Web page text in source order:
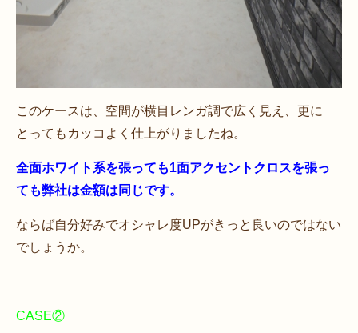
このケースは、空間が横目レンガ調で広く見え、更に
とってもカッコよく仕上がりましたね。
全面ホワイト系を張っても1面アクセントクロスを張っ
ても弊社は金額は同じです。
ならば自分好みでオシャレ度UPがきっと良いのではない
でしょうか。
CASE②